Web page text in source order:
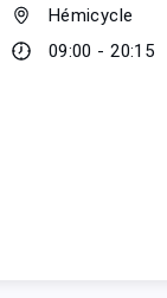
Hémicycle
09:00 - 20:15